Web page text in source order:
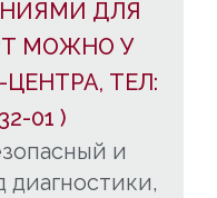
ДЛЯ
МОЖНО У
ТЕЛ:
01 )
и